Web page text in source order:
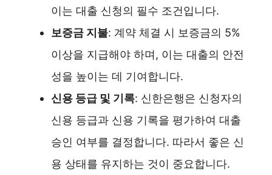
이는 대출 신청의 필수 조건입니다.
보증금 지불: 계약 체결 시 보증금의 5%
이상을 지급해야 하며, 이는 대출의 안전
성을 높이는 데 기여합니다.
신용 등급 및 기록: 신한은행은 신청자의
신용 등급과 신용 기록을 평가하여 대출
승인 여부를 결정합니다. 따라서 좋은 신
용 상태를 유지하는 것이 중요합니다.